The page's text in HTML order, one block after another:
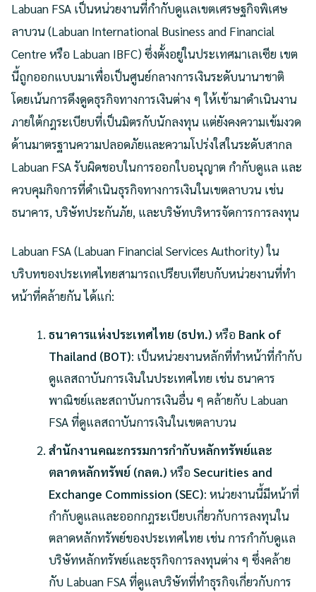
Labuan FSA เป็นหน่วยงานที่กำกับดูแลเขตเศรษฐกิจพิเศษ
ลาบวน (Labuan International Business and Financial
Centre หรือ Labuan IBFC) ซึ่งตั้งอยู่ในประเทศมาเลเซีย เขต
นี้ถูกออกแบบมาเพื่อเป็นศูนย์กลางการเงินระดับนานาชาติ
โดยเน้นการดึงดูดธุรกิจทางการเงินต่าง ๆ ให้เข้ามาดำเนินงาน
ภายใต้กฎระเบียบที่เป็นมิตรกับนักลงทุน แต่ยังคงความเข้มงวด
ด้านมาตรฐานความปลอดภัยและความโปร่งใสในระดับสากล
Labuan FSA รับผิดชอบในการออกใบอนุญาต กำกับดูแล และ
ควบคุมกิจการที่ดำเนินธุรกิจทางการเงินในเขตลาบวน เช่น
ธนาคาร, บริษัทประกันภัย, และบริษัทบริหารจัดการการลงทุน
Labuan FSA (Labuan Financial Services Authority) ใน
บริบทของประเทศไทยสามารถเปรียบเทียบกับหน่วยงานที่ทำ
หน้าที่คล้ายกัน ได้แก่:
ธนาคารแห่งประเทศไทย (ธปท.) หรือ Bank of
Thailand (BOT): เป็นหน่วยงานหลักที่ทำหน้าที่กำกับ
ดูแลสถาบันการเงินในประเทศไทย เช่น ธนาคาร
พาณิชย์และสถาบันการเงินอื่น ๆ คล้ายกับ Labuan
FSA ที่ดูแลสถาบันการเงินในเขตลาบวน
สำนักงานคณะกรรมการกำกับหลักทรัพย์และ
ตลาดหลักทรัพย์ (กลต.) หรือSecurities and
Exchange Commission (SEC): หน่วยงานนี้มีหน้าที่
กำกับดูแลและออกกฎระเบียบเกี่ยวกับการลงทุนใน
ตลาดหลักทรัพย์ของประเทศไทย เช่น การกำกับดูแล
บริษัทหลักทรัพย์และธุรกิจการลงทุนต่าง ๆ ซึ่งคล้าย
กับ Labuan FSA ที่ดูแลบริษัทที่ทำธุรกิจเกี่ยวกับการ